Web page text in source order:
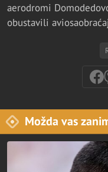
aerodromi
obustavili
Možda vas